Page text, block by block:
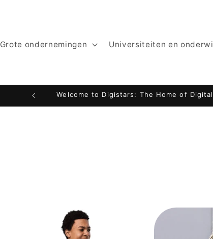
Grote ondernemingen Universiteiten en
Welcome to Digistars: The Home of